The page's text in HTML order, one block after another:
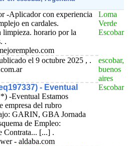
-Aplicador con experiencia
en cardales.
limpieza. horario por la
.
Loma
Verde
Escobar
el 9 octubre 2025 , .
escobar,
buenos
aires
- Eventual
-Eventual Estamos
empresa del rubro
GARIN, GBA Jornada
de Empleo:
Contrata... [...] .
- aldaba.com
Escobar